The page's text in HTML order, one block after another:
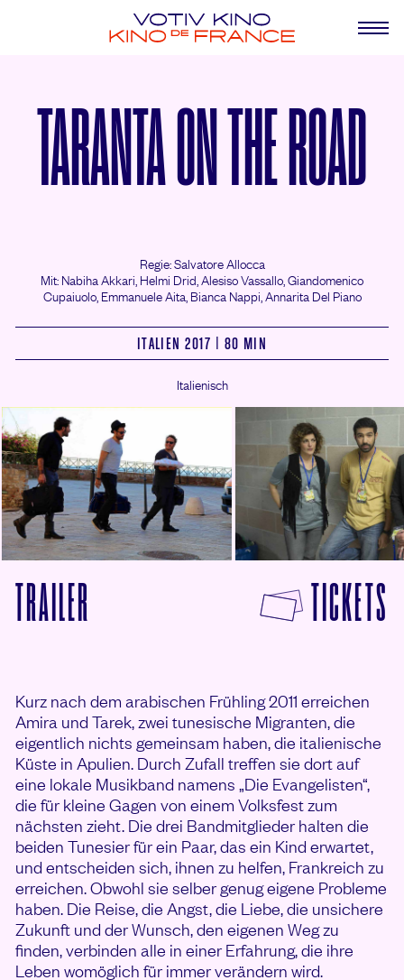
TARANTA ON THE ROAD
Regie: Salvatore Allocca
Mit: Nabiha Akkari, Helmi Drid, Alesiso Vassallo, Giandomenico
Cupaiuolo, Emmanuele Aita, Bianca Nappi, Annarita Del Piano
ITALIEN 2017 | 80 MIN
Italienisch
TRAILER
TICKETS
Kurz nach dem arabischen Frühling 2011 erreichen
Amira und Tarek, zwei tunesische Migranten, die
eigentlich nichts gemeinsam haben, die italienische
Küste in Apulien. Durch Zufall treffen sie dort auf
eine lokale Musikband namens „Die Evangelisten“,
die für kleine Gagen von einem Volksfest zum
nächsten zieht. Die drei Bandmitglieder halten die
beiden Tunesier für ein Paar, das ein Kind erwartet,
und entscheiden sich, ihnen zu helfen, Frankreich zu
erreichen. Obwohl sie selber genug eigene Probleme
haben. Die Reise, die Angst, die Liebe, die unsichere
Zukunft und der Wunsch, den eigenen Weg zu
finden, verbinden alle in einer Erfahrung, die ihre
Leben womöglich für immer verändern wird.